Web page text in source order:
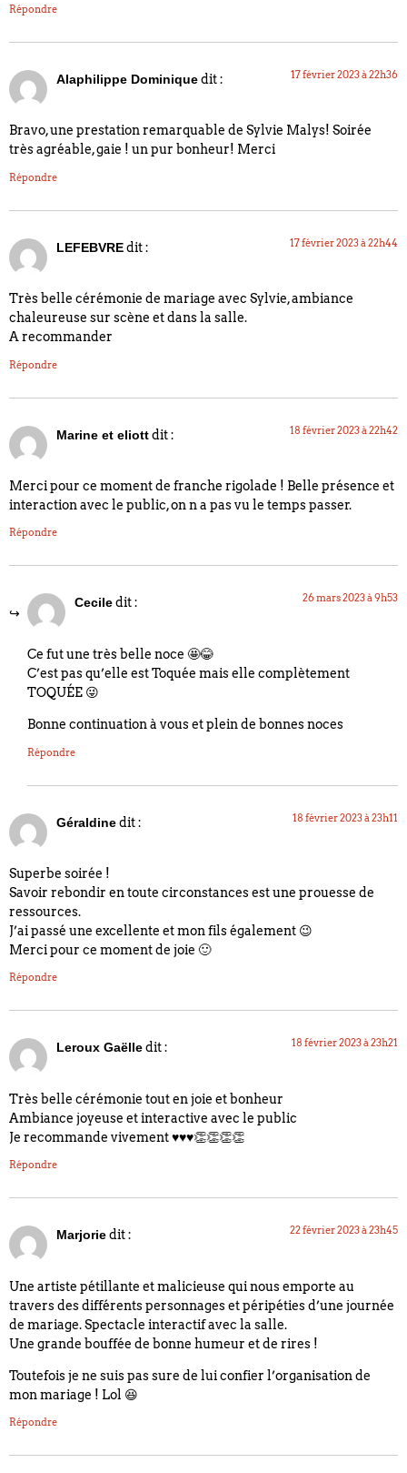
Répondre
Alaphilippe Dominiquedit : 17 février 2023 à 22h36
Bravo, une prestation remarquable de Sylvie Malys! Soirée
très agréable, gaie ! un pur bonheur! Merci
Répondre
LEFEBVREdit : 17 février 2023 à 22h44
Très belle cérémonie de mariage avec Sylvie, ambiance
chaleureuse sur scène et dans la salle.
A recommander
Répondre
Marine et eliottdit : 18 février 2023 à 22h42
Merci pour ce moment de franche rigolade ! Belle présence et
interaction avec le public, on n a pas vu le temps passer.
Répondre
Ceciledit : 26 mars 2023 à 9h53
Ce fut une très belle noce 🤩😂
C’est pas qu’elle est Toquée mais elle complètement
TOQUÉE 😜
Bonne continuation à vous et plein de bonnes noces
Répondre
Géraldinedit : 18 février 2023 à 23h11
Superbe soirée !
Savoir rebondir en toute circonstances est une prouesse de
ressources.
J’ai passé une excellente et mon fils également 😉
Merci pour ce moment de joie 🙂
Répondre
Leroux Gaëlledit : 18 février 2023 à 23h21
Très belle cérémonie tout en joie et bonheur
Ambiance joyeuse et interactive avec le public
Je recommande vivement ♥️♥️♥️👏👏👏👏
Répondre
Marjoriedit : 22 février 2023 à 23h45
Une artiste pétillante et malicieuse qui nous emporte au
travers des différents personnages et péripéties d’une journée
de mariage. Spectacle interactif avec la salle.
Une grande bouffée de bonne humeur et de rires !
Toutefois je ne suis pas sure de lui confier l’organisation de
mon mariage ! Lol 😆
Répondre